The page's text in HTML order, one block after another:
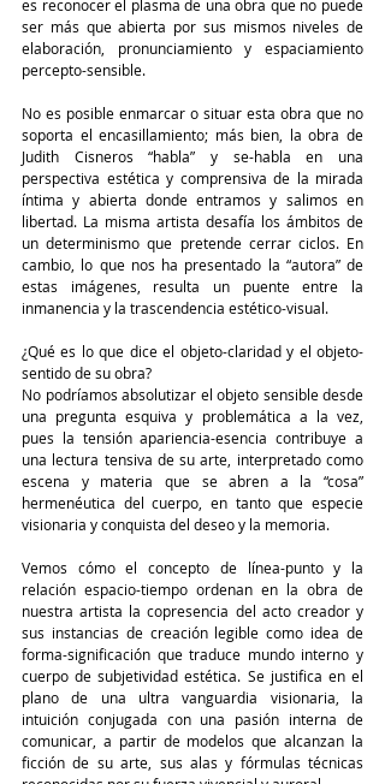
es reconocer el plasma de una obra que no puede
ser más que abierta por sus mismos niveles de
elaboración, pronunciamiento y espaciamiento
percepto-sensible.
No es posible enmarcar o situar esta obra que no
soporta el encasillamiento; más bien, la obra de
Judith Cisneros “habla” y se-habla en una
perspectiva estética y comprensiva de la mirada
íntima y abierta donde entramos y salimos en
libertad. La misma artista desafía los ámbitos de
un determinismo que pretende cerrar ciclos. En
cambio, lo que nos ha presentado la “autora” de
estas imágenes, resulta un puente entre la
inmanencia y la trascendencia estético-visual.
¿Qué es lo que dice el objeto-claridad y el objeto-
sentido de su obra?
No podríamos absolutizar el objeto sensible desde
una pregunta esquiva y problemática a la vez,
pues la tensión apariencia-esencia contribuye a
una lectura tensiva de su arte, interpretado como
escena y materia que se abren a la “cosa”
hermenéutica del cuerpo, en tanto que especie
visionaria y conquista del deseo y la memoria.
Vemos cómo el concepto de línea-punto y la
relación espacio-tiempo ordenan en la obra de
nuestra artista la copresencia del acto creador y
sus instancias de creación legible como idea de
forma-significación que traduce mundo interno y
cuerpo de subjetividad estética. Se justifica en el
plano de una ultra vanguardia visionaria, la
intuición conjugada con una pasión interna de
comunicar, a partir de modelos que alcanzan la
ficción de su arte, sus alas y fórmulas técnicas